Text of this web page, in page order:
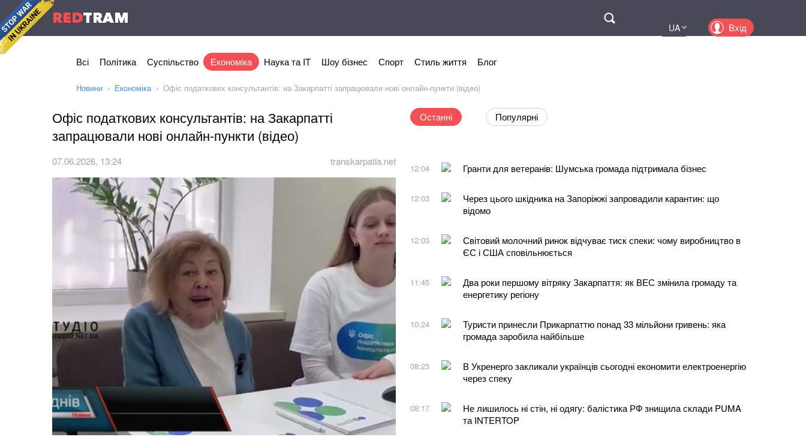
REDTRAM
UA
Вхід
Всі Політика Суспільство Економіка Наука та IT Шоу бізнес Спорт Стиль життя Блог
Новини Економіка Офіс податкових консультантів: на Закарпатті запрацювали нові онлайн-пункти (відео)
Офіс податкових консультантів: на Закарпатті
запрацювали нові онлайн-пункти (відео)
07.06.2026, 13:24 transkarpatia.net
Останні Популярні
12:04 Гранти для ветеранів: Шумська громада підтримала бізнес
12:03
Через цього шкідника на Запоріжжі запровадили карантин: що
відомо
12:03
Світовий молочний ринок відчуває тиск спеки: чому виробництво в
ЄС і США сповільнюється
11:45
Два роки першому вітряку Закарпаття: як ВЕС змінила громаду та
енергетику регіону
10:24
Туристи принесли Прикарпаттю понад 33 мільйони гривень: яка
громада заробила найбільше
08:23
В Укренерго закликали українців сьогодні економити електроенергію
через спеку
08:17
Не лишилось ні стін, ні одягу: балістика РФ знищила склади PUMA
та INTERTOP